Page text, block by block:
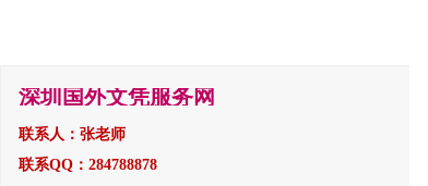
深圳国外文凭服务网
联系人：张老师
联系QQ：284788878